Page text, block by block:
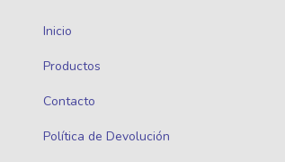
Inicio
Productos
Contacto
Política de Devolución